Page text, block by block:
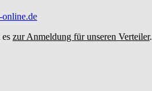
zur Anmeldung für unseren Verteiler.